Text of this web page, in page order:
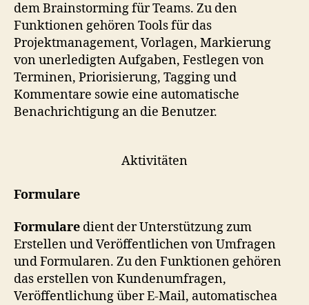
dem Brainstorming für Teams. Zu den
Funktionen gehören Tools für das
Projektmanagement, Vorlagen, Markierung
von unerledigten Aufgaben, Festlegen von
Terminen, Priorisierung, Tagging und
Kommentare sowie eine automatische
Benachrichtigung an die Benutzer.
Aktivitäten
Formulare
Formulare dient der Unterstützung zum
Erstellen und Veröffentlichen von Umfragen
und Formularen. Zu den Funktionen gehören
das erstellen von Kundenumfragen,
Veröffentlichung über E-Mail, automatischea